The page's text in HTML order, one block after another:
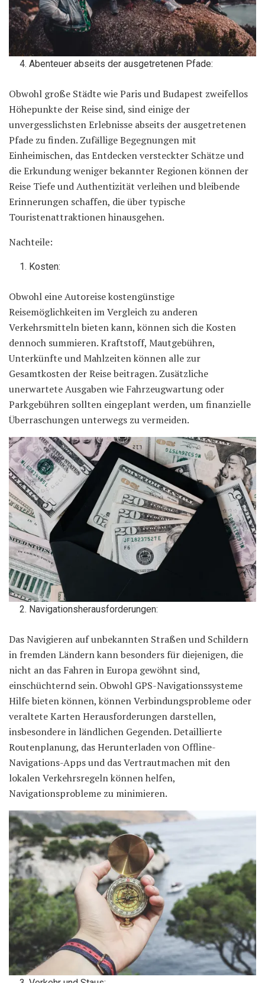
Abenteuer abseits der ausgetretenen Pfade:
Obwohl große Städte wie Paris und Budapest zweifellos
Höhepunkte der Reise sind, sind einige der
unvergesslichsten Erlebnisse abseits der ausgetretenen
Pfade zu finden. Zufällige Begegnungen mit
Einheimischen, das Entdecken versteckter Schätze und
die Erkundung weniger bekannter Regionen können der
Reise Tiefe und Authentizität verleihen und bleibende
Erinnerungen schaffen, die über typische
Touristenattraktionen hinausgehen.
Nachteile:
Kosten:
Obwohl eine Autoreise kostengünstige
Reisemöglichkeiten im Vergleich zu anderen
Verkehrsmitteln bieten kann, können sich die Kosten
dennoch summieren. Kraftstoff, Mautgebühren,
Unterkünfte und Mahlzeiten können alle zur
Gesamtkosten der Reise beitragen. Zusätzliche
unerwartete Ausgaben wie Fahrzeugwartung oder
Parkgebühren sollten eingeplant werden, um finanzielle
Überraschungen unterwegs zu vermeiden.
Navigationsherausforderungen:
Das Navigieren auf unbekannten Straßen und Schildern
in fremden Ländern kann besonders für diejenigen, die
nicht an das Fahren in Europa gewöhnt sind,
einschüchternd sein. Obwohl GPS-Navigationssysteme
Hilfe bieten können, können Verbindungsprobleme oder
veraltete Karten Herausforderungen darstellen,
insbesondere in ländlichen Gegenden. Detaillierte
Routenplanung, das Herunterladen von Offline-
Navigations-Apps und das Vertrautmachen mit den
lokalen Verkehrsregeln können helfen,
Navigationsprobleme zu minimieren.